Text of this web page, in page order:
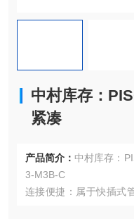
中村库存：
紧凑
产品简介： 中村库存：
3-M3B-C
连接便捷：属于快插式